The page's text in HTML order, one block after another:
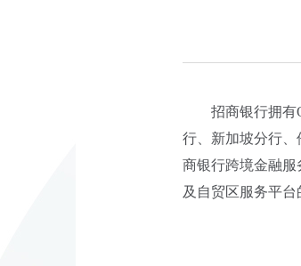
招商银行拥有
行、新加坡分行
商银行跨境金融
及自贸区服务平台